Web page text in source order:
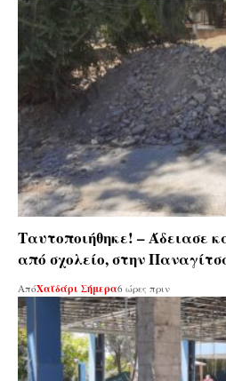
Ταυτοποιήθηκε! – Άδειασε
από σχολείο, στην
ΑπόΧαϊδάρι Σήμερα6 ώρες πριν